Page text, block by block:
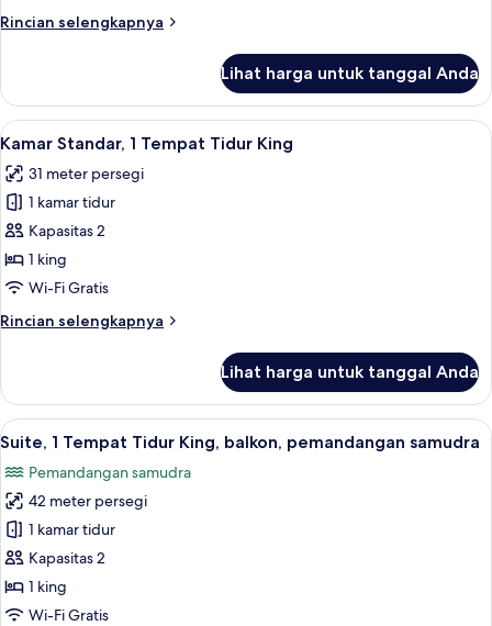
balkon,
Rincian selengkapnya
Rincian
Kamar,
Tempat
King,
balkon,
pemandangan
samudra
Lihat harga untuk tanggal Anda
Lihat
semua
foto
untuk
Kamar
Standar,
1
Tidur
Seprai antialergi, bantalan ekstra
8
Kamar Standar, 1 Tempat Tidur King
31 meter persegi
1 kamar tidur
Kapasitas 2
1 king
Wi-Fi Gratis
Rincian selengkapnya
Rincian
Kamar
Standar,
1
Tidur
King
Lihat harga untuk tanggal Anda
Lihat
semua
foto
untuk
Suite,
1
Tempat
Tidur
Suite, 1 Tempat Tidur King, balkon,
9
Suite, 1 Tempat Tidur King, balkon, pemandangan samudra
Pemandangan samudra
42 meter persegi
1 kamar tidur
Kapasitas 2
1 king
Wi-Fi Gratis